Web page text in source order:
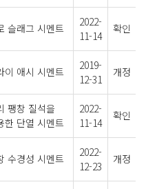
슬래그 시멘트
2022-
11-14
확인
이 애시 시멘트
2019-
12-31
개정
팽창 질석을
한 단열 시멘트
2022-
11-14
확인
수경성 시멘트
2022-
12-23
개정